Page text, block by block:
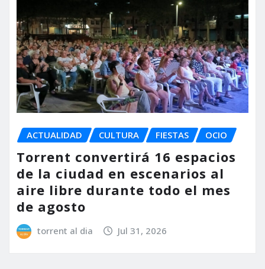
ACTUALIDAD CULTURA FIESTAS OCIO
Torrent convertirá 16 espacios
de la ciudad en escenarios al
aire libre durante todo el mes
de agosto
torrent al dia Jul 31, 2026